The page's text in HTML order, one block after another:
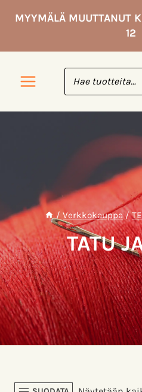
sisältöön
MYYMÄLÄ MUUTTANUT
12
/ Verkkokauppa /
TATU